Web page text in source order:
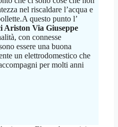
nel riscaldare l’acqua e
questo punto l’
Ariston Via Giuseppe
con connesse
essere una buona
un elettrodomestico che
per molti anni